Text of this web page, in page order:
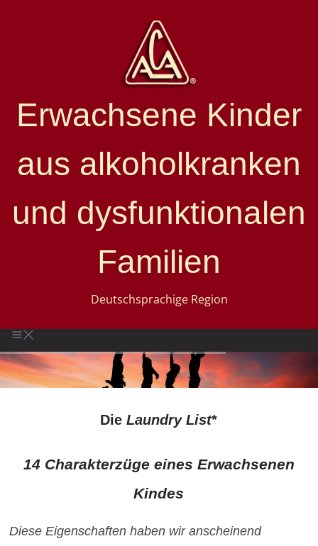
Erwachsene Kinder
aus alkoholkranken
und dysfunktionalen
Familien
Deutschsprachige Region
DieLaundry List*
14 Charakterzüge eines Erwachsenen
Kindes
Diese Eigenschaften haben wir anscheinend